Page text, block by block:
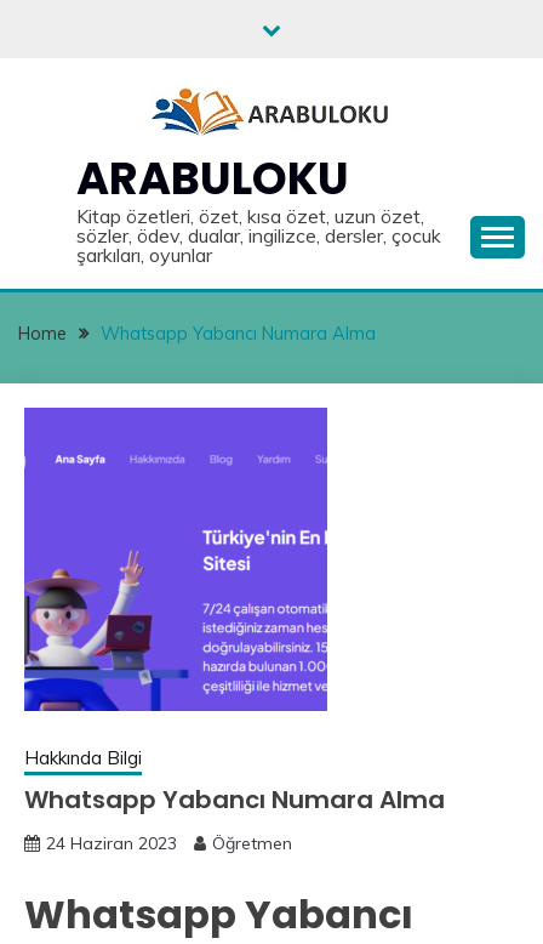
ARABULOKU
Kitap özetleri, özet, kısa özet, uzun özet,
sözler, ödev, dualar, ingilizce, dersler, çocuk
şarkıları, oyunlar
Home Whatsapp Yabancı Numara Alma
Hakkında Bilgi
Whatsapp Yabancı Numara Alma
24 Haziran 2023 Öğretmen
Whatsapp Yabancı